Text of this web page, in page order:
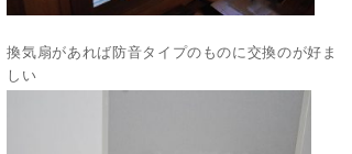
換気扇があれば防音タイプのものに交換のが好ま
しい